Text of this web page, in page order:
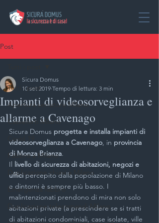
Post
Tutti i post
Apertura serrature Milano
Casseforti Milano
Covid 19
Fabbro a Milano
Duplicazione chiavi a Milano
Emergenza fabbro
Duplicazione telecomandi Milano
Impianti di videosorveglianza e
allarme a Cavenago
Sicura Domus
10 set 2019 Tempo di lettura: 3 min
Sicura Domus progetta e installa impianti di
videosorveglianza a Cavenago, in provincia
di Monza Brianza.
Il livello di sicurezza di abitazioni, negozi e
uffici percepito dalla popolazione di Milano
e dintorni è sempre più basso. I
malintenzionati prendono di mira non solo
abitazioni private (a prescindere se si tratti
di abitazioni condominiali, case isolate, ville